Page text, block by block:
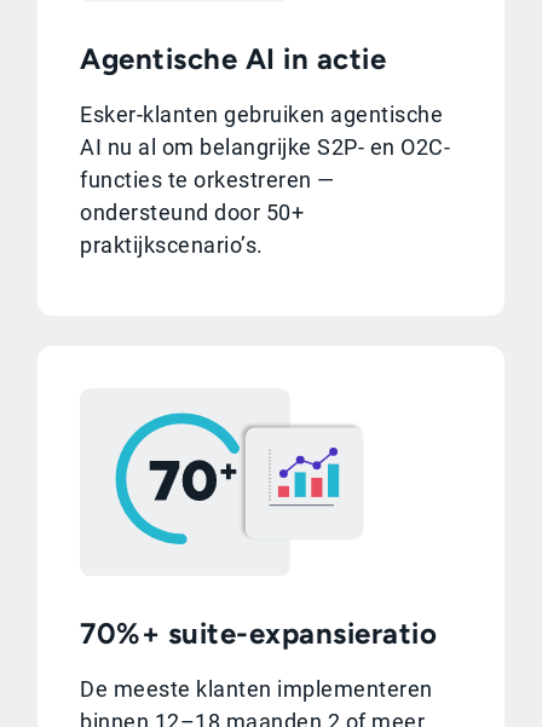
Agentische AI in actie
Esker-klanten gebruiken agentische
AI nu al om belangrijke S2P- en O2C-
functies te orkestreren —
ondersteund door 50+
praktijkscenario’s.
70%+ suite-expansieratio
De meeste klanten implementeren